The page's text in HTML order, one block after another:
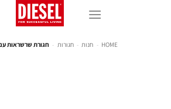
HOME
- חנות - חגורות - חגורת שרשראות